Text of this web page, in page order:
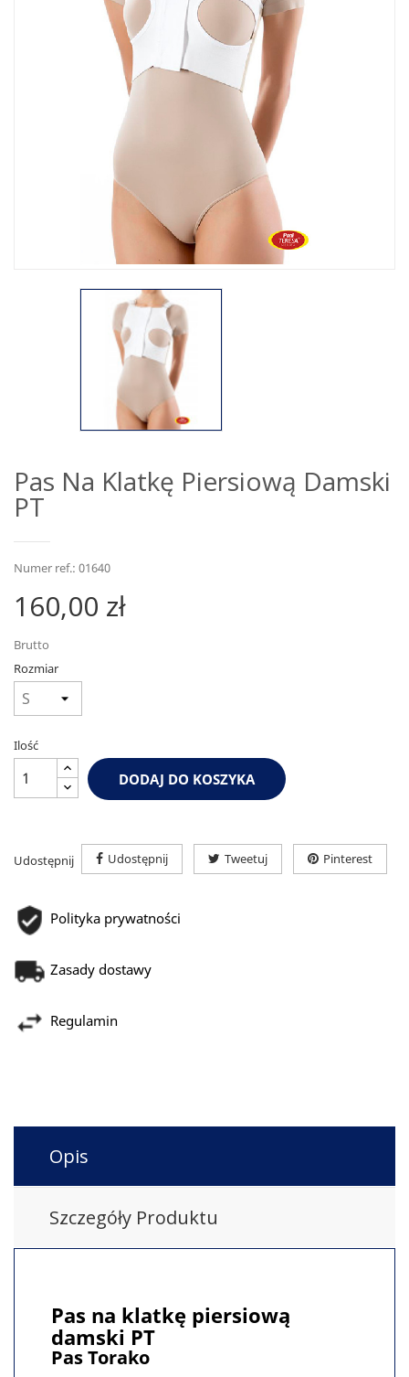
Pas Na Klatkę Piersiową Damski
PT
Numer ref.: 01640
160,00 zł
Brutto
Rozmiar
Ilość
DODAJ DO KOSZYKA
Udostępnij Udostępnij Tweetuj Pinterest
Polityka prywatności
Zasady dostawy
Regulamin
Opis
Szczegóły Produktu
Pas na klatkę piersiową
damski PT
Pas Torako